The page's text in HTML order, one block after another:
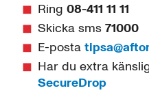
Ring 08-411 11 11
Skicka sms 71000
E-posta
Har du extra
SecureDrop